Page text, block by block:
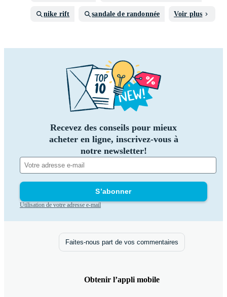
nike rift sandale de randonnée Voir plus
Recevez des conseils pour mieux
acheter en ligne, inscrivez-vous à
notre newsletter!
S’abonner
Utilisation de votre adresse e-mail
Faites-nous part de vos commentaires
Obtenir l’appli mobile